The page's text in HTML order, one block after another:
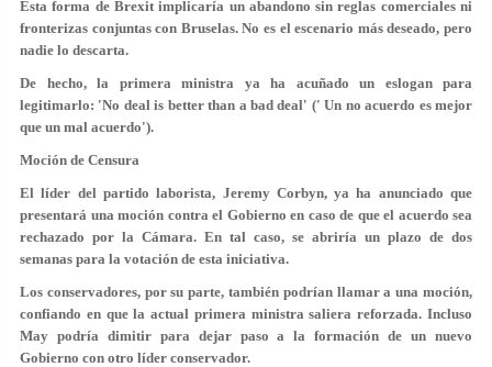
Esta forma de Brexit implicaría un abandono sin reglas comerciales ni
fronterizas conjuntas con Bruselas. No es el escenario más deseado, pero
nadie lo descarta.
De hecho, la primera ministra ya ha acuñado un eslogan para
legitimarlo: 'No deal is better than a bad deal' (' Un no acuerdo es mejor
que un mal acuerdo').
Moción de Censura
El líder del partido laborista, Jeremy Corbyn, ya ha anunciado que
presentará una moción contra el Gobierno en caso de que el acuerdo sea
rechazado por la Cámara. En tal caso, se abriría un plazo de dos
semanas para la votación de esta iniciativa.
Los conservadores, por su parte, también podrían llamar a una moción,
confiando en que la actual primera ministra saliera reforzada. Incluso
May podría dimitirpara dejar paso a la formación de un nuevo
Gobierno con otro líder conservador.